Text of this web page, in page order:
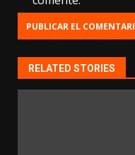
RELATED STORIES